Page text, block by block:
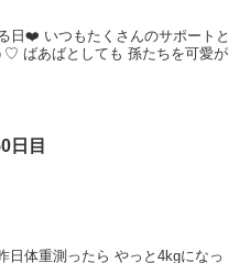
日❤️ いつもたくさんのサポートと
♡ ばあばとしても 孫たちを可愛が
日目
日体重測ったら やっと4kgになっ